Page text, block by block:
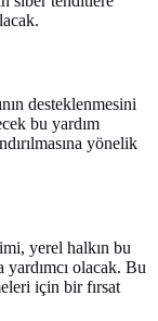
desteklenmesini
bu yardım
yönelik
yerel halkın bu
olacak. Bu
için bir fırsat